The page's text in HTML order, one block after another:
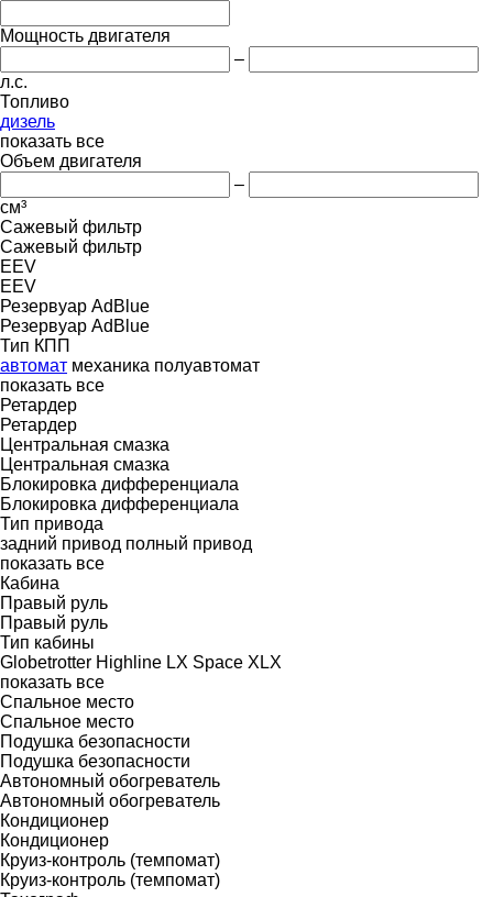
Мощность двигателя
–
л.с.
Топливо
дизель
показать все
Объем двигателя
–
см³
Сажевый фильтр
Сажевый фильтр
EEV
EEV
Резервуар AdBlue
Резервуар AdBlue
Тип КПП
автомат механика полуавтомат
показать все
Ретардер
Ретардер
Центральная смазка
Центральная смазка
Блокировка дифференциала
Блокировка дифференциала
Тип привода
задний привод полный привод
показать все
Кабина
Правый руль
Правый руль
Тип кабины
Globetrotter Highline LX Space XLX
показать все
Спальное место
Спальное место
Подушка безопасности
Подушка безопасности
Автономный обогреватель
Автономный обогреватель
Кондиционер
Кондиционер
Круиз-контроль (темпомат)
Круиз-контроль (темпомат)